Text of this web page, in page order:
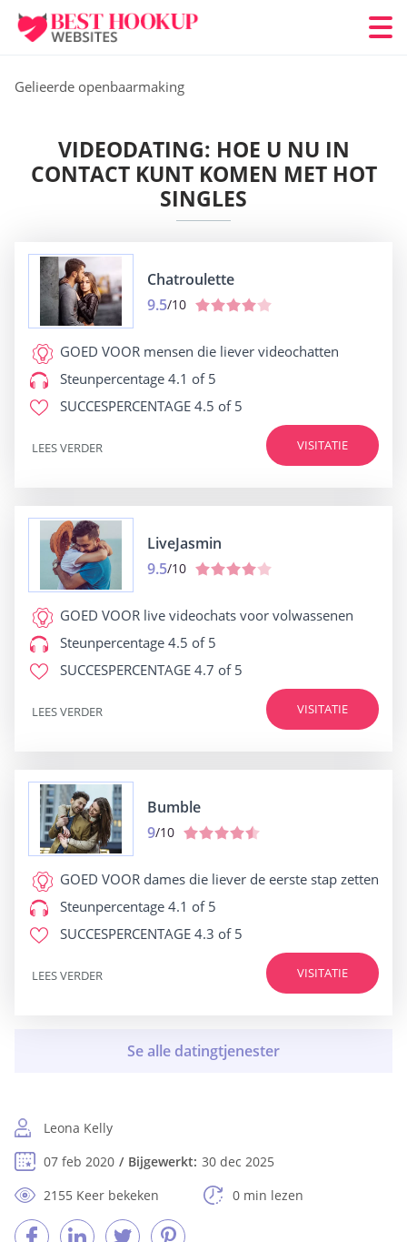
Gelieerde openbaarmaking
VIDEODATING: HOE U NU IN
CONTACT KUNT KOMEN MET HOT
SINGLES
Chatroulette
9.5/10
GOED VOOR mensen die liever videochatten
Steunpercentage 4.1 of 5
SUCCESPERCENTAGE 4.5 of 5
VISITATIE
LEES VERDER
LiveJasmin
9.5/10
GOED VOOR live videochats voor volwassenen
Steunpercentage 4.5 of 5
SUCCESPERCENTAGE 4.7 of 5
VISITATIE
LEES VERDER
Bumble
9/10
GOED VOOR dames die liever de eerste stap zetten
Steunpercentage 4.1 of 5
SUCCESPERCENTAGE 4.3 of 5
VISITATIE
LEES VERDER
Leona Kelly
07 feb 2020
Bijgewerkt: 30 dec 2025
2155 Keer bekeken
0 min lezen